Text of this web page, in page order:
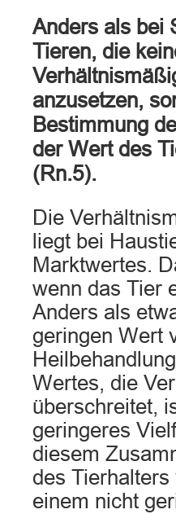
Anders als bei
Tieren, die
anzusetzen,
Bestimmung
der Wert des
(Rn.5).
Die
liegt bei
Marktwertes.
wenn das Tier
Anders als
geringen Wert
Wertes, die
überschreitet,
geringeres
diesem
des
einem nicht